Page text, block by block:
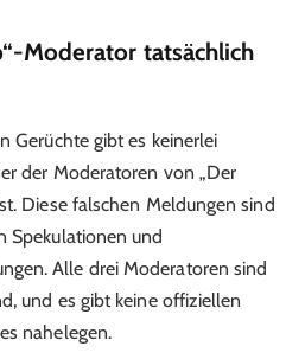
Moderator tatsächlich
Gerüchte gibt es keinerlei
der Moderatoren von „Der
Diese falschen Meldungen sind
Spekulationen und
Alle drei Moderatoren sind
und es gibt keine offiziellen
nahelegen.